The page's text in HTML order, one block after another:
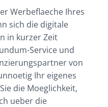
Werbeflaeche Ihres
sich die digitale
in kurzer Zeit
Service und
von
Ihr eigenes
die Moeglichkeit,
ueber die